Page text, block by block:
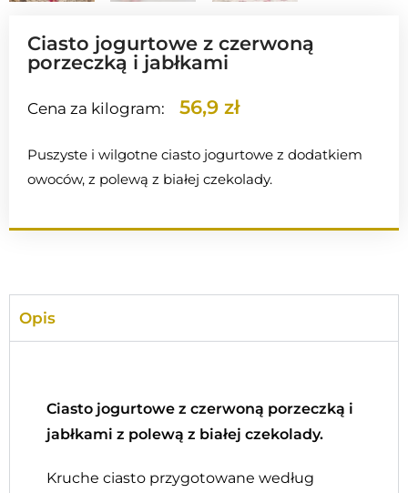
Ciasto jogurtowe z czerwoną
porzeczką i jabłkami
Cena za kilogram: 56,9 zł
Puszyste i wilgotne ciasto jogurtowe z dodatkiem
owoców, z polewą z białej czekolady.
Opis
Ciasto jogurtowe z czerwoną porzeczką i
jabłkami z polewą z białej czekolady.
Kruche ciasto przygotowane według